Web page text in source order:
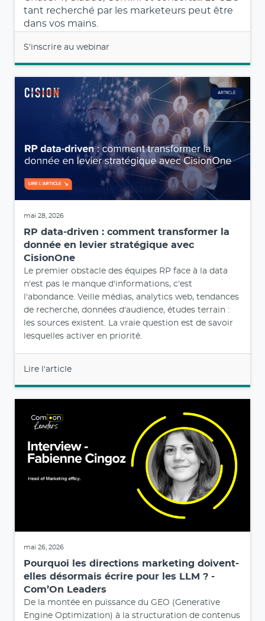
tant recherché par les marketeurs peut être
dans vos mains.
S'inscrire au webinar
mai 28, 2026
RP data-driven : comment transformer la
donnée en levier stratégique avec
CisionOne
Le premier obstacle des équipes RP face à la data
n'est pas le manque d'informations, c'est
l'abondance. Veille médias, analytics web, tendances
de recherche, données d'audience, études terrain :
les sources existent. La vraie question est de savoir
lesquelles activer en priorité.
Lire l'article
mai 26, 2026
Pourquoi les directions marketing doivent-
elles désormais écrire pour les LLM ? -
Com’On Leaders
De la montée en puissance du GEO (Generative
Engine Optimization) à la structuration de contenus